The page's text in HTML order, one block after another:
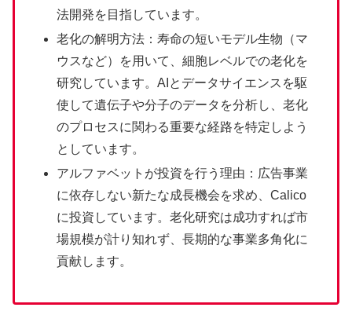
法開発を目指しています。
老化の解明方法：寿命の短いモデル生物（マ
ウスなど）を用いて、細胞レベルでの老化を
研究しています。AIとデータサイエンスを駆
使して遺伝子や分子のデータを分析し、老化
のプロセスに関わる重要な経路を特定しよう
としています。
アルファベットが投資を行う理由：広告事業
に依存しない新たな成長機会を求め、Calico
に投資しています。老化研究は成功すれば市
場規模が計り知れず、長期的な事業多角化に
貢献します。